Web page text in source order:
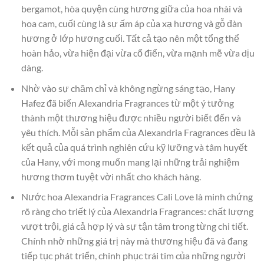
bergamot, hòa quyện cùng hương giữa của hoa nhài và
hoa cam, cuối cùng là sự ấm áp của xạ hương và gỗ đàn
hương ở lớp hương cuối. Tất cả tạo nên một tổng thể
hoàn hảo, vừa hiện đại vừa cổ điển, vừa mạnh mẽ vừa dịu
dàng.
Nhờ vào sự chăm chỉ và không ngừng sáng tạo, Hany
Hafez đã biến Alexandria Fragrances từ một ý tưởng
thành một thương hiệu được nhiều người biết đến và
yêu thích. Mỗi sản phẩm của Alexandria Fragrances đều là
kết quả của quá trình nghiên cứu kỹ lưỡng và tâm huyết
của Hany, với mong muốn mang lại những trải nghiệm
hương thơm tuyệt vời nhất cho khách hàng.
Nước hoa Alexandria Fragrances Cali Love là minh chứng
rõ ràng cho triết lý của Alexandria Fragrances: chất lượng
vượt trội, giá cả hợp lý và sự tận tâm trong từng chi tiết.
Chính nhờ những giá trị này mà thương hiệu đã và đang
tiếp tục phát triển, chinh phục trái tim của những người